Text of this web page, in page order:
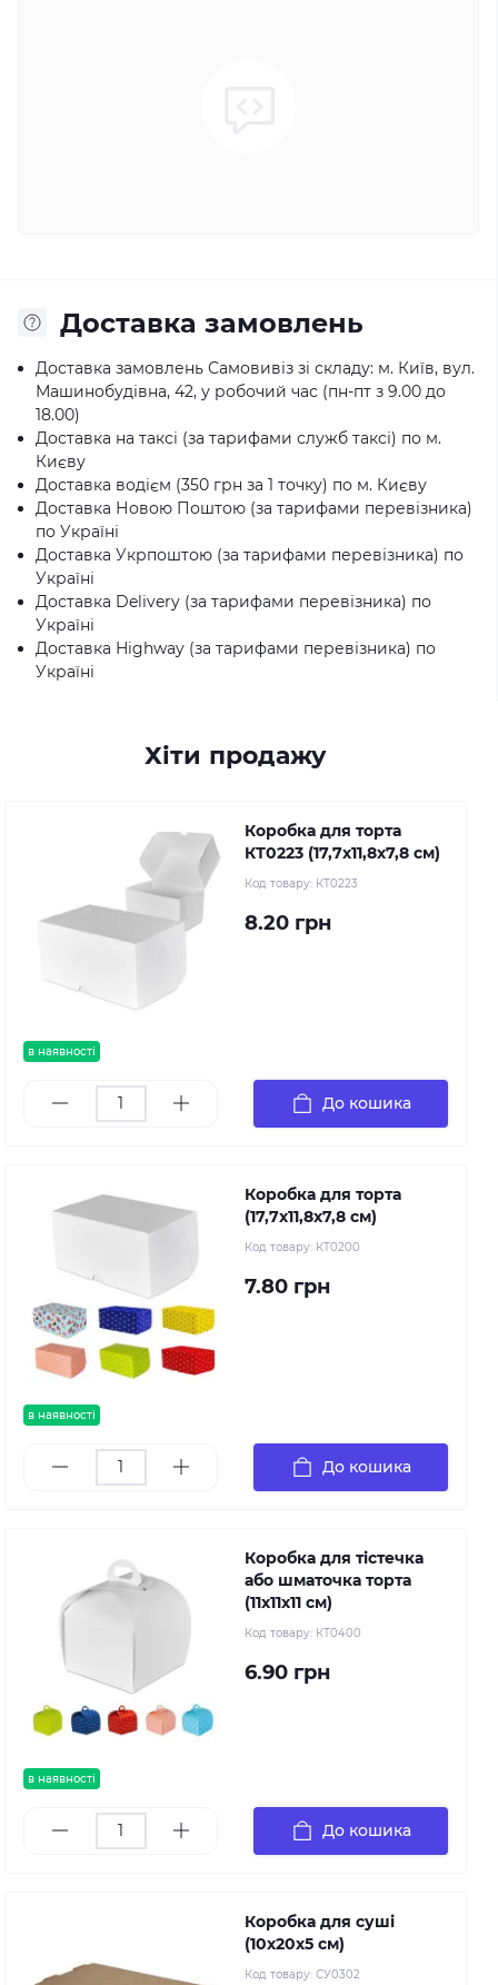
Доставка замовлень
Доставка замовлень Самовивіз зі складу: м. Київ, вул.
Машинобудівна, 42, у робочий час (пн-пт з 9.00 до
18.00)
Доставка на таксі (за тарифами служб таксі) по м.
Києву
Доставка водієм (350 грн за 1 точку) по м. Києву
Доставка Новою Поштою (за тарифами перевізника)
по Україні
Доставка Укрпоштою (за тарифами перевізника) по
Україні
Доставка Delivery (за тарифами перевізника) по
Україні
Доставка Highway (за тарифами перевізника) по
Україні
Хіти продажу
в наявності
Коробка для торта
КТ0223 (17,7х11,8х7,8 см)
Код товару: КТ0223
8.20 грн
До кошика
в наявності
Коробка для торта
(17,7х11,8х7,8 см)
Код товару: КТ0200
7.80 грн
До кошика
в наявності
Коробка для тістечка
або шматочка торта
(11х11х11 см)
Код товару: КТ0400
6.90 грн
До кошика
Коробка для суші
(10х20х5 см)
Код товару: СУ0302